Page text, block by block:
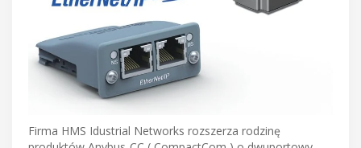
Firma HMS Idustrial Networks rozszerza rodzinę